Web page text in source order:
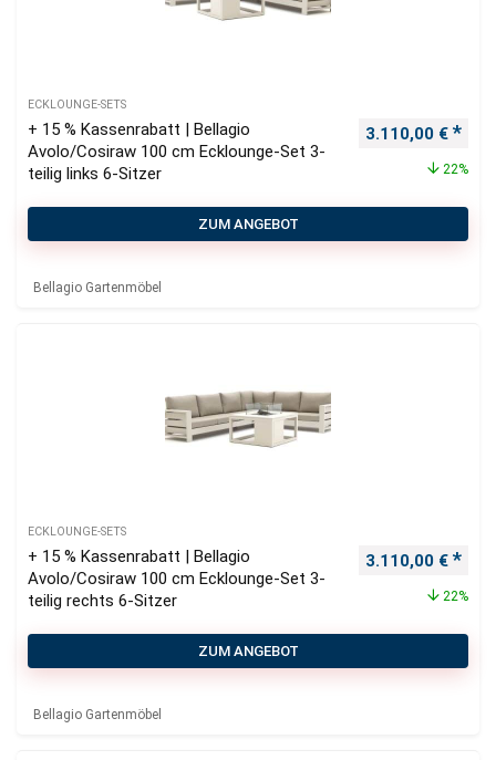
ECKLOUNGE-SETS
+ 15 % Kassenrabatt | Bellagio
Avolo/Cosiraw 100 cm Ecklounge-Set 3-
teilig links 6-Sitzer
Ursprünglicher
3.110,00 €
22%
ZUM ANGEBOT
Bellagio Gartenmöbel
ECKLOUNGE-SETS
+ 15 % Kassenrabatt | Bellagio
Avolo/Cosiraw 100 cm Ecklounge-Set 3-
teilig rechts 6-Sitzer
Ursprünglicher
3.110,00 €
22%
ZUM ANGEBOT
Bellagio Gartenmöbel